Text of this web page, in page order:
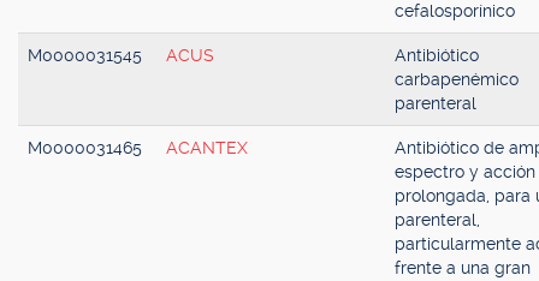
cefalosporínico
M0000031545 ACUS
Antibiótico
carbapenémico
parenteral
M0000031465 ACANTEX
Antibiótico de
espectro y acción
prolongada, para
parenteral,
particularmente
frente a una gran